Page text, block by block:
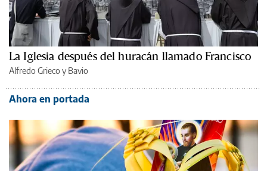
La Iglesia después del huracán llamado Francisco
Alfredo Grieco y Bavio
Ahora en portada